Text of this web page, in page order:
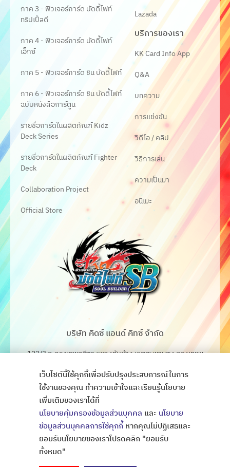
ภาค 3 - ฟิวเจอร์การ์ด บัดดี้ไฟท์
ทริปเปิ้ลดี
ภาค 4 - ฟิวเจอร์การ์ด บัดดี้ไฟท์
เอ็กซ์
ภาค 5 - ฟิวเจอร์การ์ด ชิน บัดดี้ไฟท์
ภาค 6 - ฟิวเจอร์การ์ด ชิน บัดดี้ไฟท์
ฉบับหนังสือการ์ตูน
รายชื่อการ์ดในผลิตภัณฑ์ Kidz
Deck Series
รายชื่อการ์ดในผลิตภัณฑ์ Fighter
Deck
Collaboration Project
Official Store
Lazada
บริการของเรา
KK Card Info App
Q&A
บทความ
การแข่งขัน
วิดีโอ / คลิป
วิธีการเล่น
ความเป็นมา
อนิเมะ
บริษัท คิดซ์ แอนด์ คิทซ์ จำกัด
122/3 ถ.กรุงเทพกรีฑา แขวงทับช้าง เขตสะพานสูง กรุงเทพฯ
โทร. 02-368-4106-7
Fax. 02-368-4105
Copyright © All Rights Thaibattlespiritsออกแบบเว็บไซต์
เว็บไซต์นี้ใช้คุกกี้เพื่อปรับปรุงประสบการณ์ในการ
ใช้งานของคุณ ทำความเข้าใจและเรียนรู้นโยบาย
เพิ่มเติมของเราได้ที่
นโยบายคุ้มครองข้อมูลส่วนบุคคล และ นโยบาย
ข้อมูลส่วนบุคคลการใช้คุกกี้หากคุณไม่ปฏิเสธและ
ยอมรับนโยบายของเราโปรดคลิก "ยอมรับ
ทั้งหมด"